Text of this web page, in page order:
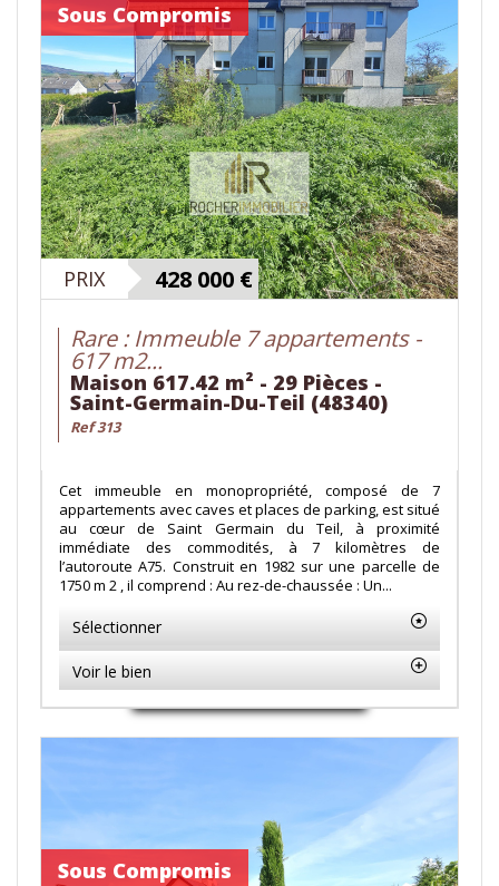
Sous Compromis
PRIX 428 000 €
Rare : Immeuble 7 appartements -
617 m2...
Maison 617.42 m² - 29 Pièces -
Saint-Germain-Du-Teil (48340)
Ref 313
Cet immeuble en monopropriété, composé de 7
appartements avec caves et places de parking, est situé
au cœur de Saint Germain du Teil, à proximité
immédiate des commodités, à 7 kilomètres de
l’autoroute A75. Construit en 1982 sur une parcelle de
1750 m 2 , il comprend : Au rez-de-chaussée : Un...
Sélectionner
Voir le bien
Sous Compromis